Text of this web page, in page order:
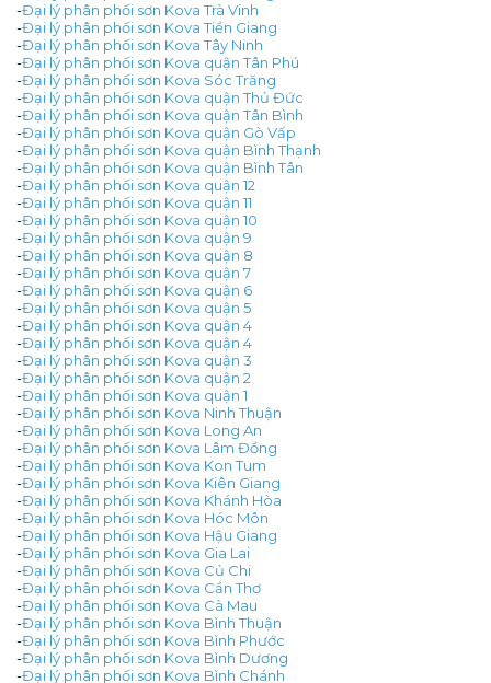
-Đại lý phân phối sơn Kova Trà Vinh
-Đại lý phân phối sơn Kova Tiền Giang
-Đại lý phân phối sơn Kova Tây Ninh
-Đại lý phân phối sơn Kova quận Tân Phú
-Đại lý phân phối sơn Kova Sóc Trăng
-Đại lý phân phối sơn Kova quận Thủ Đức
-Đại lý phân phối sơn Kova quận Tân Bình
-Đại lý phân phối sơn Kova quận Gò Vấp
-Đại lý phân phối sơn Kova quận Bình Thạnh
-Đại lý phân phối sơn Kova quận Bình Tân
-Đại lý phân phối sơn Kova quận 12
-Đại lý phân phối sơn Kova quận 11
-Đại lý phân phối sơn Kova quận 10
-Đại lý phân phối sơn Kova quận 9
-Đại lý phân phối sơn Kova quận 8
-Đại lý phân phối sơn Kova quận 7
-Đại lý phân phối sơn Kova quận 6
-Đại lý phân phối sơn Kova quận 5
-Đại lý phân phối sơn Kova quận 4
-Đại lý phân phối sơn Kova quận 4
-Đại lý phân phối sơn Kova quận 3
-Đại lý phân phối sơn Kova quận 2
-Đại lý phân phối sơn Kova quận 1
-Đại lý phân phối sơn Kova Ninh Thuận
-Đại lý phân phối sơn Kova Long An
-Đại lý phân phối sơn Kova Lâm Đồng
-Đại lý phân phối sơn Kova Kon Tum
-Đại lý phân phối sơn Kova Kiên Giang
-Đại lý phân phối sơn Kova Khánh Hòa
-Đại lý phân phối sơn Kova Hóc Môn
-Đại lý phân phối sơn Kova Hậu Giang
-Đại lý phân phối sơn Kova Gia Lai
-Đại lý phân phối sơn Kova Củ Chi
-Đại lý phân phối sơn Kova Cần Thơ
-Đại lý phân phối sơn Kova Cà Mau
-Đại lý phân phối sơn Kova Bình Thuận
-Đại lý phân phối sơn Kova Bình Phước
-Đại lý phân phối sơn Kova Bình Dương
-Đại lý phân phối sơn Kova Bình Chánh